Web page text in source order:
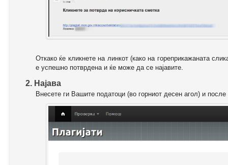
Откако ќе кликнете на линкот (како на гореприкажаната
е успешно потврдена и ќе може да се најавите.
2. Најава
Внесете ги Вашите податоци (во горниот десен агол) и